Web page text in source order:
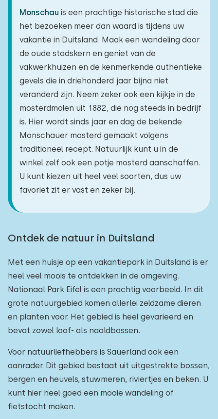
Monschau is een prachtige historische stad die
het bezoeken meer dan waard is tijdens uw
vakantie in Duitsland. Maak een wandeling door
de oude stadskern en geniet van de
vakwerkhuizen en de kenmerkende authentieke
gevels die in driehonderd jaar bijna niet
veranderd zijn. Neem zeker ook een kijkje in de
mosterdmolen uit 1882, die nog steeds in bedrijf
is. Hier wordt sinds jaar en dag de bekende
Monschauer mosterd gemaakt volgens
traditioneel recept. Natuurlijk kunt u in de
winkel zelf ook een potje mosterd aanschaffen.
U kunt kiezen uit heel veel soorten, dus uw
favoriet zit er vast en zeker bij.
Ontdek de natuur in Duitsland
Met een huisje op een vakantiepark in Duitsland is er
heel veel moois te ontdekken in de omgeving.
Nationaal Park Eifel is een prachtig voorbeeld. In dit
grote natuurgebied komen allerlei zeldzame dieren
en planten voor. Het gebied is heel gevarieerd en
bevat zowel loof- als naaldbossen.
Voor natuurliefhebbers is Sauerland ook een
aanrader. Dit gebied bestaat uit uitgestrekte bossen,
bergen en heuvels, stuwmeren, riviertjes en beken. U
kunt hier heel goed een mooie wandeling of
fietstocht maken.